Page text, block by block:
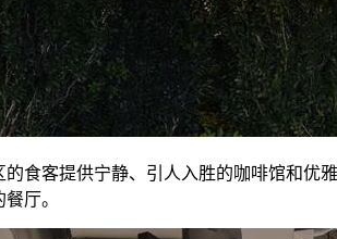
食客提供宁静、引人入胜的咖啡馆和优
厅。